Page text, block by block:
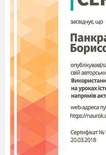
отношения к природе.
Тип урока
Формы работы
опрос, поисковая
Оборудование:
телевизор,
индивидуальной
бактерий в